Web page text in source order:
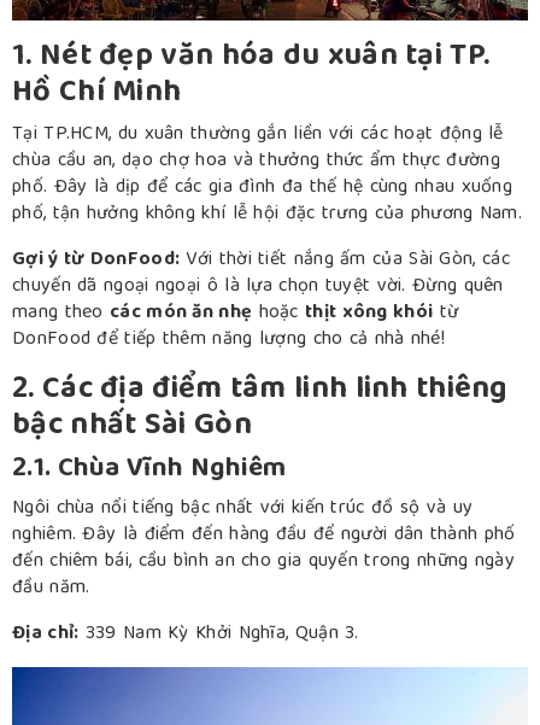
1. Nét đẹp văn hóa du xuân tại TP.
Hồ Chí Minh
Tại TP.HCM, du xuân thường gắn liền với các hoạt động lễ
chùa cầu an, dạo chợ hoa và thưởng thức ẩm thực đường
phố. Đây là dịp để các gia đình đa thế hệ cùng nhau xuống
phố, tận hưởng không khí lễ hội đặc trưng của phương Nam.
Gợi ý từ DonFood:Với thời tiết nắng ấm của Sài Gòn, các
chuyến dã ngoại ngoại ô là lựa chọn tuyệt vời. Đừng quên
mang theo các món ăn nhẹ hoặc thịt xông khói từ
DonFood để tiếp thêm năng lượng cho cả nhà nhé!
2. Các địa điểm tâm linh linh thiêng
bậc nhất Sài Gòn
2.1. Chùa Vĩnh Nghiêm
Ngôi chùa nổi tiếng bậc nhất với kiến trúc đồ sộ và uy
nghiêm. Đây là điểm đến hàng đầu để người dân thành phố
đến chiêm bái, cầu bình an cho gia quyến trong những ngày
đầu năm.
Địa chỉ: 339 Nam Kỳ Khởi Nghĩa, Quận 3.